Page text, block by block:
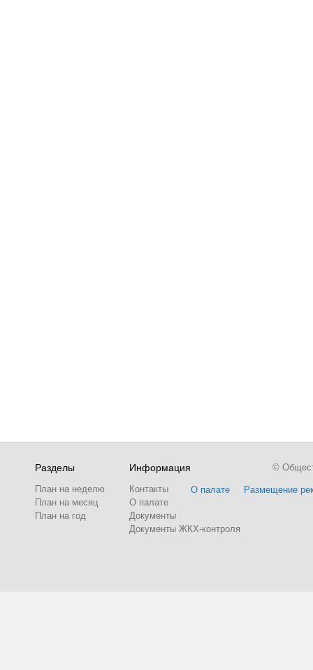
Разделы
План на неделю
План на месяц
План на год
Информация
Контакты
О палате
Документы
Документы ЖКХ-контроля
О палате Размещение
©